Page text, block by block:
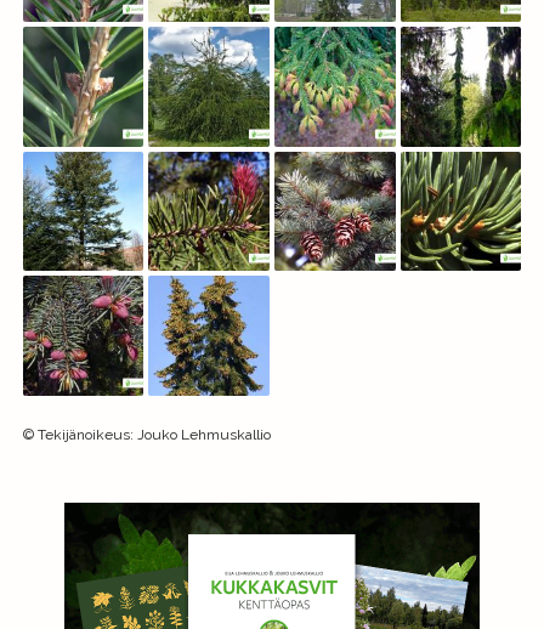
© Tekijänoikeus: Jouko Lehmuskallio